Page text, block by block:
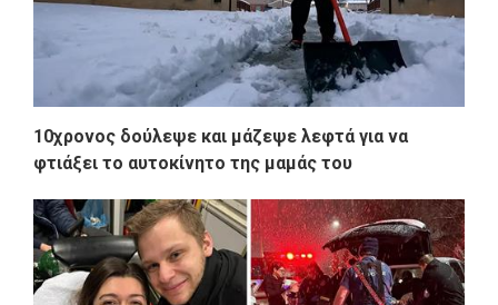
10χρονος δούλεψε και μάζεψε λεφτά για να
φτιάξει το αυτοκίνητο της μαμάς του